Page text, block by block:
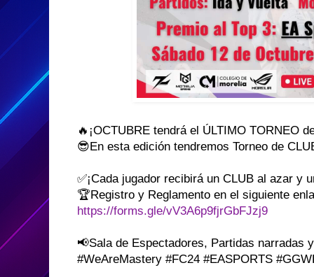
🔥¡OCTUBRE tendrá el ÚLTIMO TORNEO
😎En esta edición tendremos Torneo de
✅¡Cada jugador recibirá un CLUB al azar y
🏆Registro y Reglamento en el siguiente
https://forms.gle/vV3A6p9fjrGbFJzj9
📢Sala de Espectadores, Partidas narradas
#WeAreMastery #FC24 #EASPORTS